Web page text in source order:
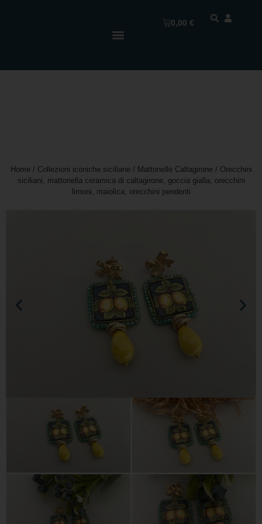
0,00€
Home / Collezioni iconiche siciliane / Mattonelle Caltagirone / Orecchini
siciliani, mattonella ceramica di caltagirone, goccia gialla, orecchini
limoni, maiolica, orecchini pendenti